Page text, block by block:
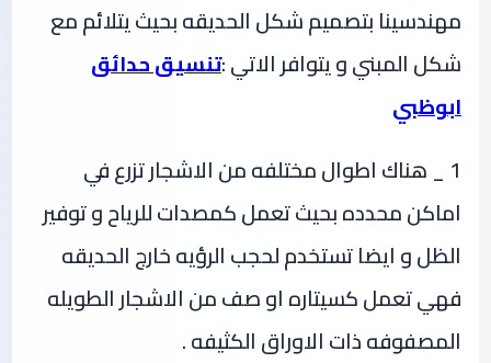
مهندسينا بتصميم شكل الحديقه بحيث يتلائم مع
شكل المبني و يتوافر الاتي :تنسيق حدائق
ابوظبي
1 _ هناك اطوال مختلفه من الاشجار تزرع في
اماكن محدده بحيث تعمل كمصدات للرياح و توفير
الظل و ايضا تستخدم لحجب الرؤيه خارج الحديقه
فهي تعمل كسيتاره او صف من الاشجار الطويله
المصفوفه ذات الاوراق الكثيفه .